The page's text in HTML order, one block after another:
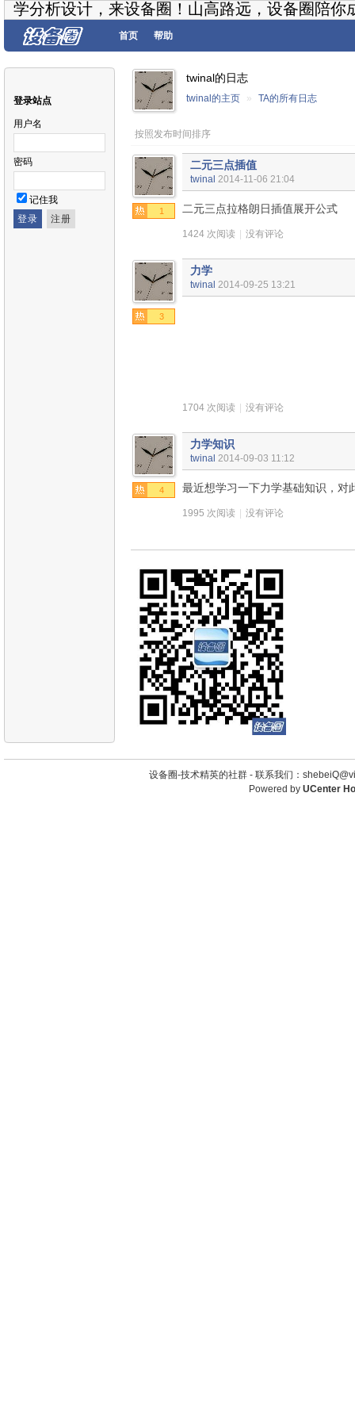
学分析设计，来设备圈！山高路远，设备圈陪你
首页 帮助
登录站点
用户名
密码
记住我
twinal的日志
twinal的主页 » TA的所有日志
按照发布时间排序
1
二元三点插值
twinal 2014-11-06 21:04
二元三点拉格朗日插值展开公式
1424 次阅读 没有评论
3
力学
twinal 2014-09-25 13:21
1704 次阅读 没有评论
4
力学知识
twinal 2014-09-03 11:12
最近想学习一下力学基础知识，对
1995 次阅读 没有评论
设备圈-技术精英的社群 - 联系我们：
Powered by UCenter